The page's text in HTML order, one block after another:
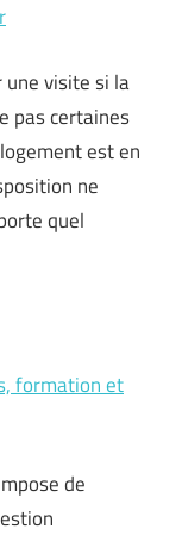
visite si la
pas certaines
est en
ne
quel
formation et
de